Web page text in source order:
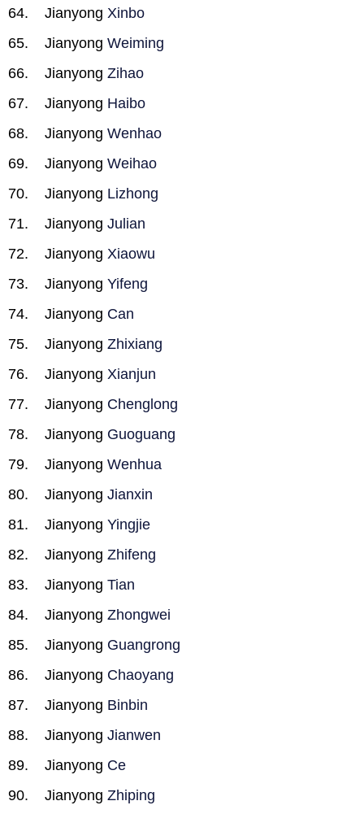
Jianyong Xinbo
Jianyong Weiming
Jianyong Zihao
Jianyong Haibo
Jianyong Wenhao
Jianyong Weihao
Jianyong Lizhong
Jianyong Julian
Jianyong Xiaowu
Jianyong Yifeng
Jianyong Can
Jianyong Zhixiang
Jianyong Xianjun
Jianyong Chenglong
Jianyong Guoguang
Jianyong Wenhua
Jianyong Jianxin
Jianyong Yingjie
Jianyong Zhifeng
Jianyong Tian
Jianyong Zhongwei
Jianyong Guangrong
Jianyong Chaoyang
Jianyong Binbin
Jianyong Jianwen
Jianyong Ce
Jianyong Zhiping